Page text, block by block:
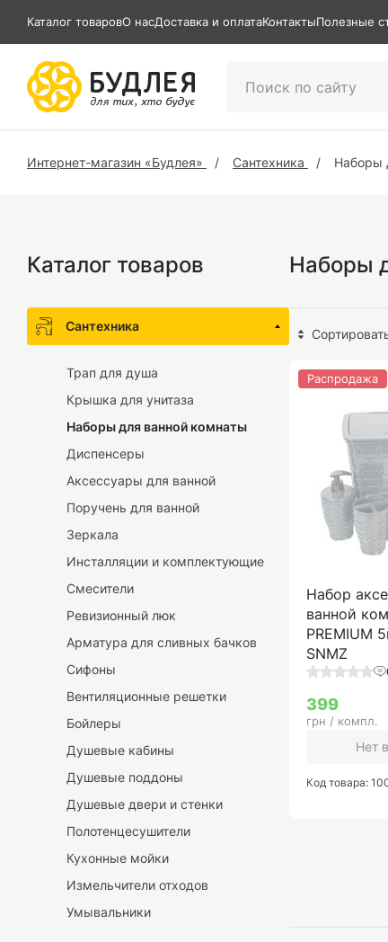
Каталог товаровО насДоставка и оплатаКонтактыПолезные
Интернет-магазин «Будлея» Сантехника Наборы
Каталог товаров
Сантехника
Трап для душа
Крышка для унитаза
Наборы для ванной комнаты
Диспенсеры
Аксессуары для ванной
Поручень для ванной
Зеркала
Инсталляции и комплектующие
Смесители
Ревизионный люк
Арматура для сливных бачков
Сифоны
Вентиляционные решетки
Бойлеры
Душевые кабины
Душевые поддоны
Душевые двери и стенки
Полотенцесушители
Кухонные мойки
Измельчители отходов
Умывальники
Наборы
Набор
ванной
PREMIUM
SNMZ
Распродажа
399
грн / компл.
Нет
Код товара: